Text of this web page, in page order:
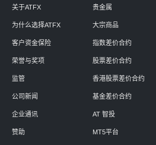
关于ATFX
为什么选择ATFX
客户资金保险
荣誉与奖项
监管
公司新闻
企业通讯
赞助
贵金属
大宗商品
指数差价合约
股票差价合约
香港股票差价合约
基金差价合约
AT 智投
MT5平台